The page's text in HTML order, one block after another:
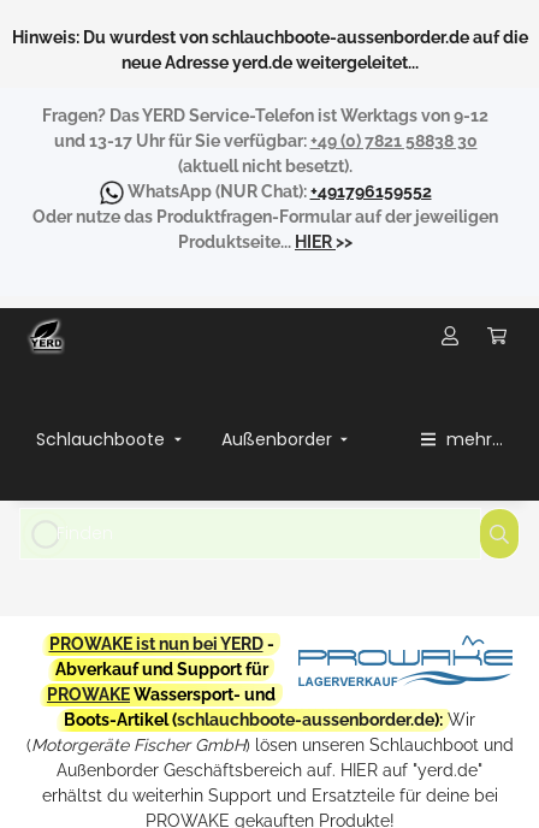
Hinweis: Du wurdest von schlauchboote-aussenborder.de auf die
neue Adresse yerd.de weitergeleitet...
Fragen? Das YERD Service-Telefon ist Werktags von 9-12
und 13-17 Uhr für Sie verfügbar:+49 (0) 7821 58838 30
(aktuell nicht besetzt).
WhatsApp(NUR Chat):+491796159552
Oder nutze das Produktfragen-Formular auf der jeweiligen
Produktseite... HIER>>
Schlauchboote Außenborder mehr...
PROWAKE ist nun bei YERD-
Abverkauf und Support für
PROWAKEWassersport- und
Boots-Artikel (schlauchboote-aussenborder.de): Wir
(Motorgeräte Fischer GmbH) lösen unseren Schlauchboot und
Außenborder Geschäftsbereich auf. HIER auf "yerd.de"
erhältst du weiterhin Support und Ersatzteile für deine bei
PROWAKE gekauften Produkte!